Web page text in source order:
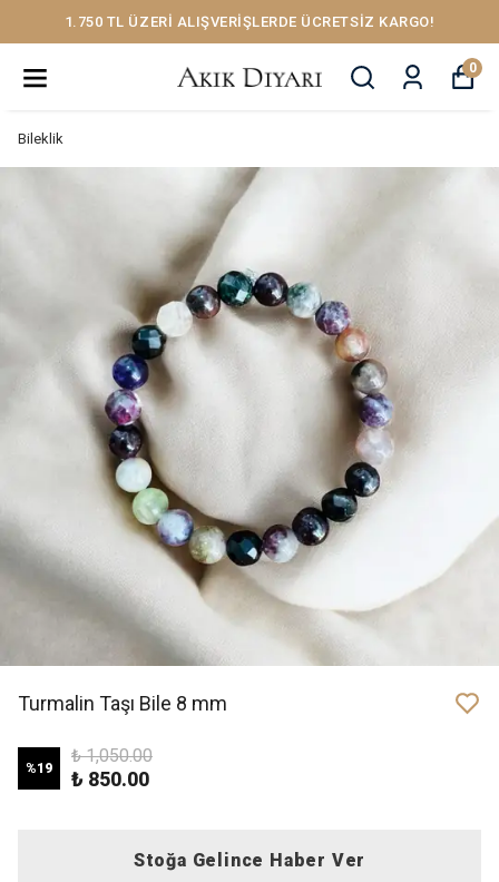
1.750 TL ÜZERİ ALIŞVERİŞLERDE ÜCRETSİZ KARGO!
0
Bileklik
Turmalin Taşı Bile 8 mm
%19
₺ 1,050.00
₺ 850.00
Stoğa Gelince Haber Ver